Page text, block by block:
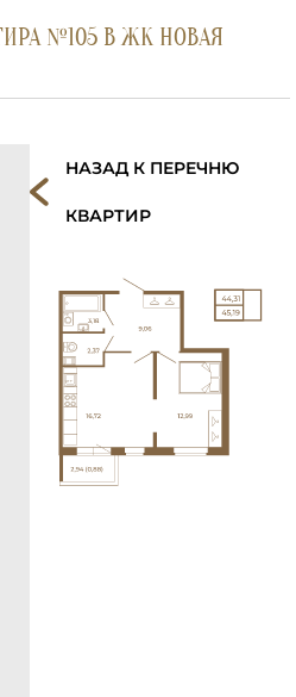
№105 В ЖК НОВАЯ
НАЗАД К ПЕРЕЧНЮ
КВАРТИР